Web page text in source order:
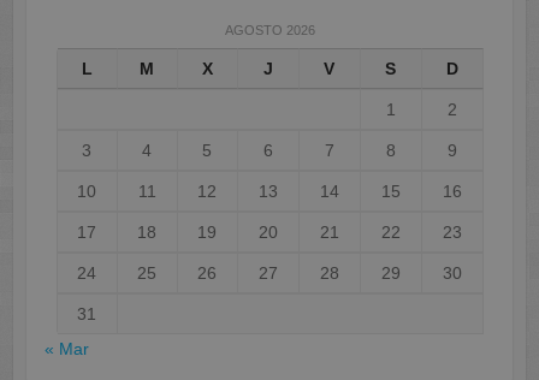
AGOSTO 2026
L M X J V S D
1 2
3 4 5 6 7 8 9
10 11 12 13 14 15 16
17 18 19 20 21 22 23
24 25 26 27 28 29 30
31
« Mar